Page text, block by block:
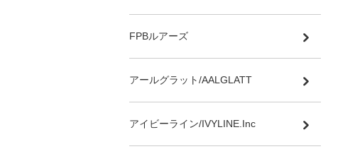
FPBルアーズ
アールグラット/AALGLATT
アイビーライン/IVYLINE.Inc